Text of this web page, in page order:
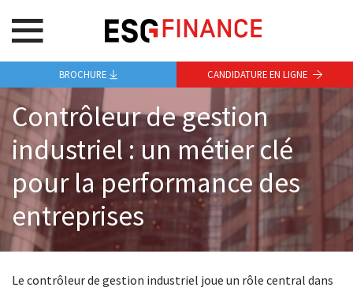
Contrôleur de gestion
industriel : un métier clé
pour la performance des
entreprises
Le contrôleur de gestion industriel joue un rôle central dans
BROCHURE CANDIDATURE EN LIGNE